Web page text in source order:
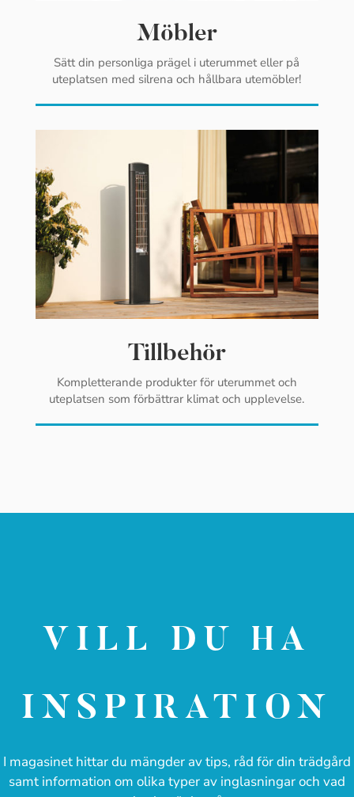
Möbler
Sätt din personliga prägel i uterummet eller på
uteplatsen med silrena och hållbara utemöbler!
Tillbehör
Kompletterande produkter för uterummet och
uteplatsen som förbättrar klimat och upplevelse.
VILL DU HA
INSPIRATION
I magasinet hittar du mängder av tips, råd för din trädgård
samt information om olika typer av inglasningar och vad